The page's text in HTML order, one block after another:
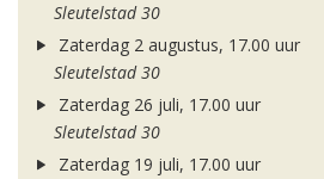
Sleutelstad 30
Zaterdag 2 augustus, 17.00 uur
Sleutelstad 30
Zaterdag 26 juli, 17.00 uur
Sleutelstad 30
Zaterdag 19 juli, 17.00 uur